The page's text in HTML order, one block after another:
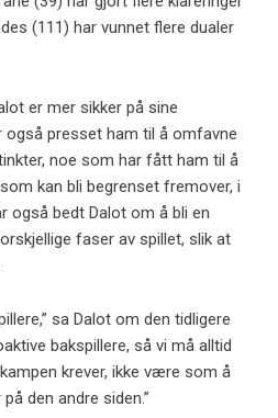
(111) har vunnet flere dualer
er mer sikker på sine
også presset ham til å omfavne
noe som har fått ham til å
kan bli begrenset fremover, i
også bedt Dalot om å bli en
faser av spillet, slik at
sa Dalot om den tidligere
bakspillere, så vi må alltid
krever, ikke være som å
den andre siden.”